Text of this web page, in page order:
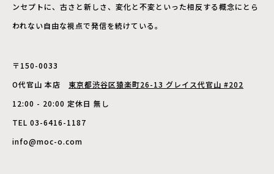
ンセプトに、古さと新しさ、変化と不変といった相反する概念にとら
われない自由な視点で発信を続けている。
〒150-0033
O代官山 本店 東京都渋谷区猿楽町26-13 グレイス代官山 #202
12:00 - 20:00 定休日 無し
TEL 03-6416-1187
info@moc-o.com